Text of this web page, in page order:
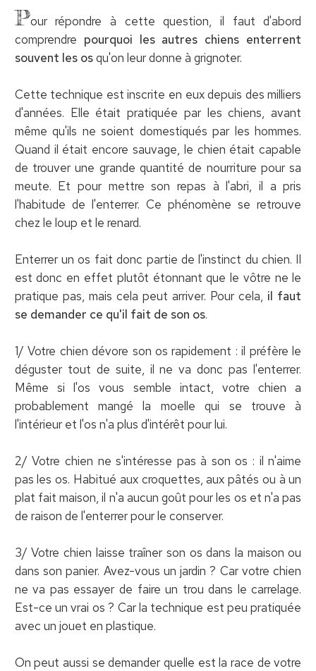
Pour répondre à cette question, il faut d'abord
comprendre pourquoi les autres chiens enterrent
souvent les osqu'on leur donne à grignoter.
Cette technique est inscrite en eux depuis des milliers
d'années. Elle était pratiquée par les chiens, avant
même qu'ils ne soient domestiqués par les hommes.
Quand il était encore sauvage, le chien était capable
de trouver une grande quantité de nourriture pour sa
meute. Et pour mettre son repas à l'abri, il a pris
l'habitude de l'enterrer. Ce phénomène se retrouve
chez le loup et le renard.
Enterrer un os fait donc partie de l'instinct du chien. Il
est donc en effet plutôt étonnant que le vôtre ne le
pratique pas, mais cela peut arriver. Pour cela, il faut
se demander ce qu'il fait de son os.
1/ Votre chien dévore son os rapidement : il préfère le
déguster tout de suite, il ne va donc pas l'enterrer.
Même si l'os vous semble intact, votre chien a
probablement mangé la moelle qui se trouve à
l'intérieur et l'os n'a plus d'intérêt pour lui.
2/ Votre chien ne s'intéresse pas à son os : il n'aime
pas les os. Habitué aux croquettes, aux pâtés ou à un
plat fait maison, il n'a aucun goût pour les os et n'a pas
de raison de l'enterrer pour le conserver.
3/ Votre chien laisse traîner son os dans la maison ou
dans son panier. Avez-vous un jardin ? Car votre chien
ne va pas essayer de faire un trou dans le carrelage.
Est-ce un vrai os ? Car la technique est peu pratiquée
avec un jouet en plastique.
On peut aussi se demander quelle est la race de votre